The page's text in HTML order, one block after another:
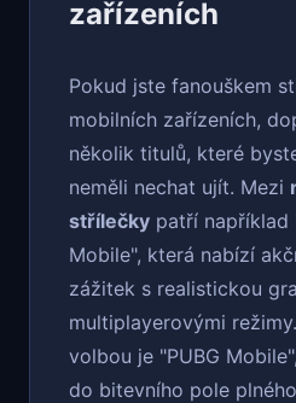
zařízeních
Pokud jste fanouškem
mobilních zařízeních,
několik titulů, které
neměli nechat ujít. Mezi
střílečky patří například
Mobile", která nabízí
zážitek s realistickou
multiplayerovými
volbou je "PUBG
do bitevního pole